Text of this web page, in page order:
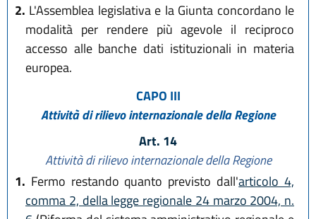
2. L'Assemblea legislativa e la Giunta concordano le
modalità per rendere più agevole il reciproco
accesso alle banche dati istituzionali in materia
europea.
CAPO III
Attività di rilievo internazionale della Regione
Art. 14
Attività di rilievo internazionale della Regione
1. Fermo restando quanto previsto dall'articolo 4,
comma 2, della legge regionale 24 marzo 2004, n.